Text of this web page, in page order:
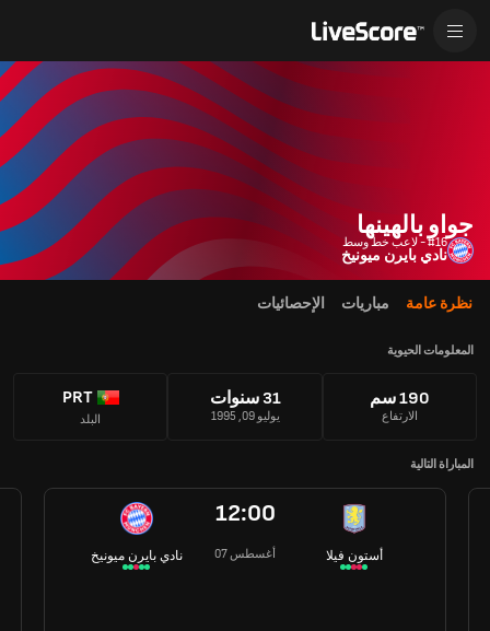
جواو بالهينها
#16 - لاعب خط وسط
نادي بايرن ميونيخ
نظرة عامة مباريات الإحصائيات
المعلومات الحيوية
190 سم
الارتفاع
31 سنوات
يوليو 09, 1995
PRT
البلد
المباراة التالية
نادي بايرن ميونيخ
12:00
07 أغسطس أستون فيلا